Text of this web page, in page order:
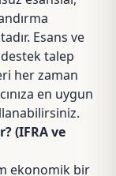
Esans ve
talep
her zaman
en uygun
(IFRA ve
ekonomik bir